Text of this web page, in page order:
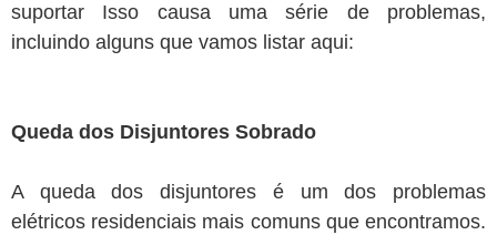
suportar Isso causa uma série de problemas,
incluindo alguns que vamos listar aqui:
Queda dos Disjuntores Sobrado
A queda dos disjuntores é um dos problemas
elétricos residenciais mais comuns que encontramos.